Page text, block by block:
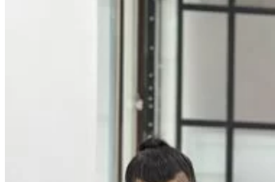
Điện Công Nghiệp Và Dân Dụng
Nâng Cao Năng Lực Tiếng Anh – Chuẩn TOEIC
Văn Hóa Ẩm Thực Việt Nam
Sự Kiện Hướng Nghiệp Á Âu
Siêu Thị ĐVP Market